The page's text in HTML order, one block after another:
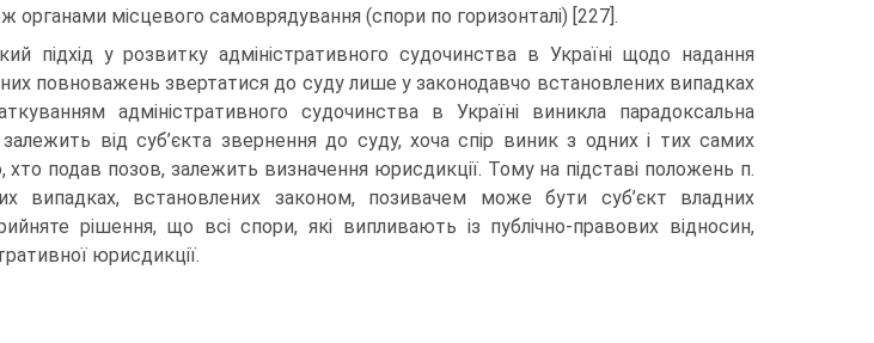
органами місцевого самоврядування (спори по горизонталі) [227].
підхід у розвитку адміністратив­ного судочинства в Україні щодо надання
повноважень звертатися до суду лише у законодавчо встановлених випадках
адміністративного судочинства в Україні виникла парадоксаль­на
від суб’єкта звернення до суду, хоча спір виник з одних і тих самих
хто подав позов, залежить визначення юрисдикції. То­му на підставі положень п.
встановлених законом, позивачем може бути суб’єкт владних
рішення, що всі спори, які ви­пливають із публічно-правових відносин,
юрисдикції.